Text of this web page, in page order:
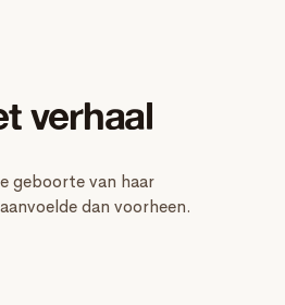
verhaal
geboorte van haar
dan voorheen.